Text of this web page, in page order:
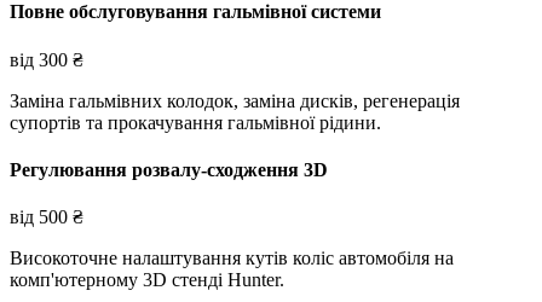
Повне обслуговування гальмівної системи
від 300 ₴
Заміна гальмівних колодок, заміна дисків, регенерація
супортів та прокачування гальмівної рідини.
Регулювання розвалу-сходження 3D
від 500 ₴
Високоточне налаштування кутів коліс автомобіля на
комп'ютерному 3D стенді Hunter.